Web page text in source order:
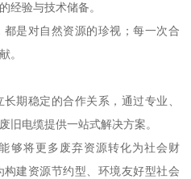
经验与技术储备。
是对自然资源的珍视；每一次合
。
期稳定的合作关系，通过专业、
旧电缆提供一站式解决方案。
够将更多废弃资源转化为社会财
建资源节约型、环境友好型社会